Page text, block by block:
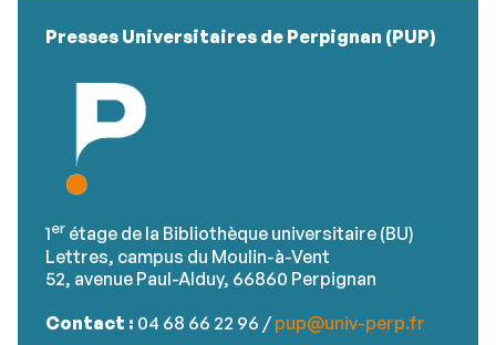
Presses Universitaires de Perpignan (PUP)
1er étage de la Bibliothèque universitaire (BU)
Lettres, campus du Moulin-à-Vent
52, avenue Paul-Alduy, 66860 Perpignan
Contact : 04 68 66 22 96 / pup@univ-perp.fr